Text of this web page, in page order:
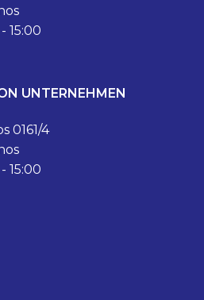
15:00
UNTERNEHMEN
0161/4
15:00